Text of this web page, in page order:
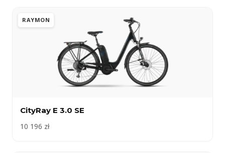
RAYMON
CityRay E 3.0 SE
10 196 zł